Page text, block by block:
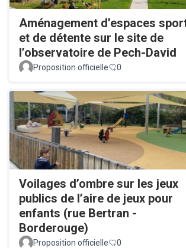
Aménagement d’espaces
et de détente sur le site de
l’observatoire de Pech-David
Proposition officielle 0
Voilages d’ombre sur les jeux
publics de l’aire de jeux pour
enfants (rue Bertran -
Borderouge)
Proposition officielle 0